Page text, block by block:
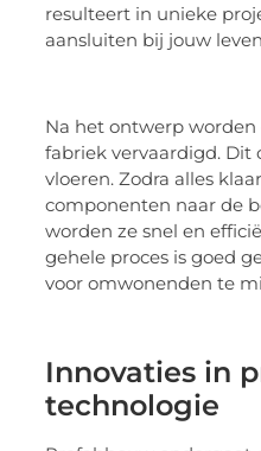
resulteert in unieke
aansluiten bij jouw
Na het ontwerp
fabriek vervaardigd. Dit
vloeren. Zodra alles
componenten naar de
worden ze snel en
gehele proces is goed
voor omwonenden te
Innovaties in
technologie